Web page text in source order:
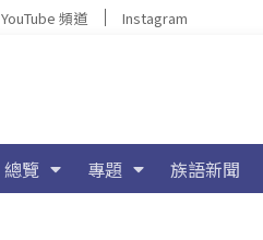
YouTube 頻道 Instagram
總覽 專題 族語新聞